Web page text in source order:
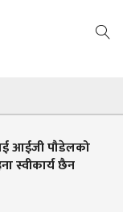
आईजी पौडेलको
स्वीकार्य छैन